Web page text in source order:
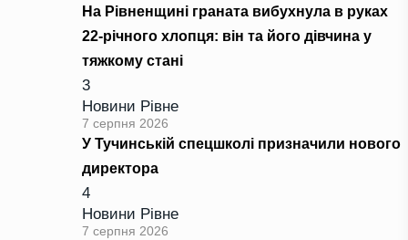
На Рівненщині граната вибухнула в руках
22-річного хлопця: він та його дівчина у
тяжкому стані
3
Новини Рівне
7 серпня 2026
У Тучинській спецшколі призначили нового
директора
4
Новини Рівне
7 серпня 2026